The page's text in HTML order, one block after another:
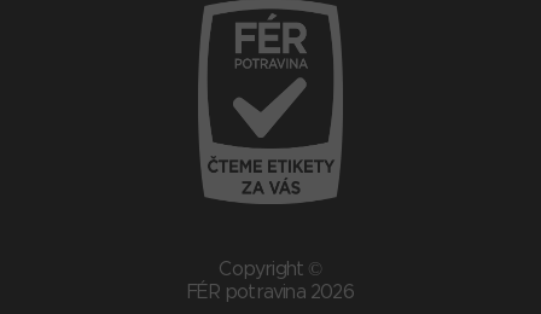
Copyright ©
FÉR potravina 2026